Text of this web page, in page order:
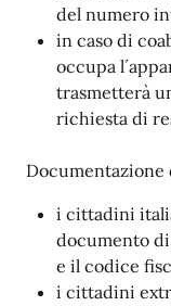
del numero
in caso di
occupa
trasmetterà
richiesta di
Documentazione
i cittadini
documento
e il codice
i cittadini